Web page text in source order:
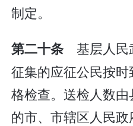
制定。
第二十条 基层人民
征集的应征公民按
格检查。送检人数
的市、市辖区人民